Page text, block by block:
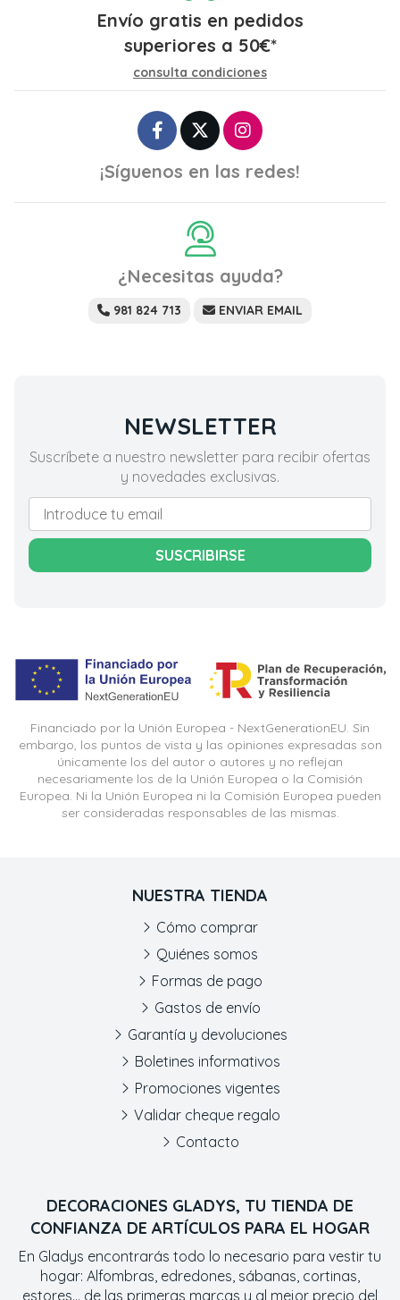
Envío gratis en pedidos
superiores a 50€*
consulta condiciones
¡Síguenos en las redes!
¿Necesitas ayuda?
981 824 713 ENVIAR EMAIL
NEWSLETTER
Suscríbete a nuestro newsletter para recibir ofertas
y novedades exclusivas.
SUSCRIBIRSE
Financiado por la Unión Europea - NextGenerationEU. Sin
embargo, los puntos de vista y las opiniones expresadas son
únicamente los del autor o autores y no reflejan
necesariamente los de la Unión Europea o la Comisión
Europea. Ni la Unión Europea ni la Comisión Europea pueden
ser consideradas responsables de las mismas.
DECORACIONES GLADYS, TU TIENDA DE
CONFIANZA DE ARTÍCULOS PARA EL HOGAR
En Gladys encontrarás todo lo necesario para vestir tu
hogar: Alfombras, edredones, sábanas, cortinas,
estores... de las primeras marcas y al mejor precio del
NUESTRA TIENDA
Cómo comprar
Quiénes somos
Formas de pago
Gastos de envío
Garantía y devoluciones
Boletines informativos
Promociones vigentes
Validar cheque regalo
Contacto